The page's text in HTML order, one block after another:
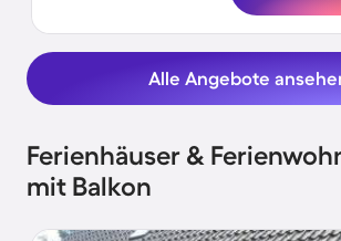
Alle Angebote
Ferienhäuser &
mit Balkon